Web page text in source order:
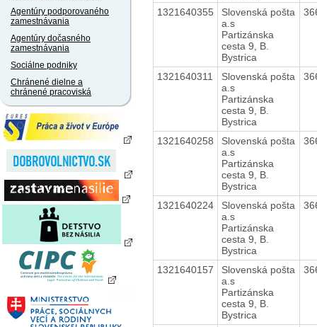
Agentúry podporovaného
zamestnávania
Agentúry dočasného
zamestnávania
Sociálne podniky
Chránené dielne a
chránené pracoviská
1321640355
Slovenská pošta
a.s
Partizánska
cesta 9, B.
Bystrica
1321640311
Slovenská pošta
a.s
Partizánska
cesta 9, B.
Bystrica
1321640258
Slovenská pošta
a.s
Partizánska
cesta 9, B.
Bystrica
1321640224
Slovenská pošta
a.s
Partizánska
cesta 9, B.
Bystrica
1321640157
Slovenská pošta
a.s
Partizánska
cesta 9, B.
Bystrica